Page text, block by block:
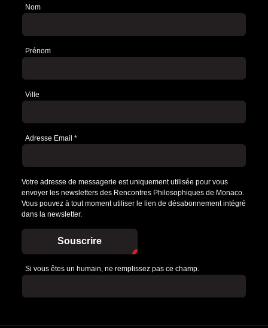
Newsletter
Nom
Prénom
Ville
Adresse Email *
Votre adresse de messagerie est uniquement utilisée pour vous
envoyer les newsletters des Rencontres Philosophiques de Monaco.
Vous pouvez à tout moment utiliser le lien de désabonnement intégré
dans la newsletter.
Souscrire
Si vous êtes un humain, ne remplissez pas ce champ.